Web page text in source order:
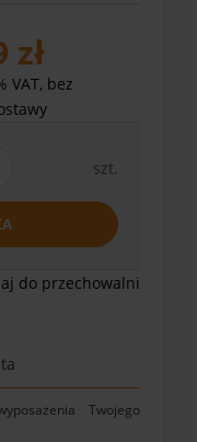
zł
VAT, bez
szt.
do przechowalni
Twojego